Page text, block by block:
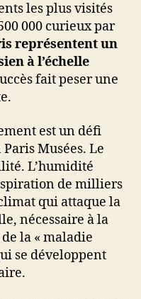
les plus visités
000 curieux par
représentent un
à l’échelle
fait peser une
est un défi
Musées. Le
L’humidité
de milliers
qui attaque la
nécessaire à la
la « maladie
se développent